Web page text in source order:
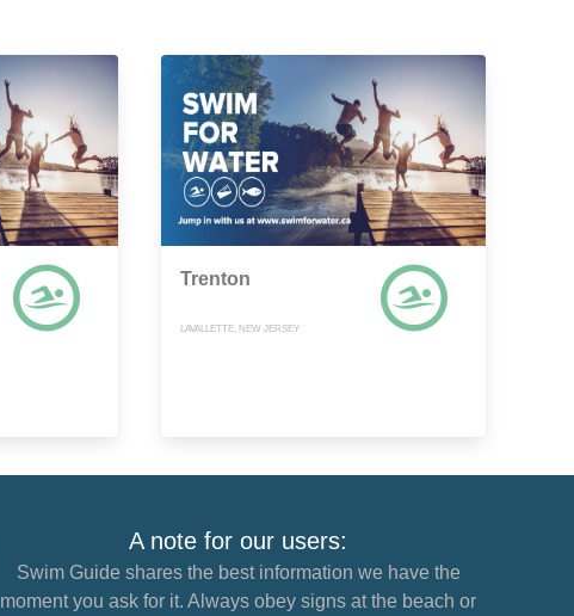
Trenton
LAVALLETTE, NEW JERSEY
A note for our users:
Swim Guide shares the best information we have the
moment you ask for it. Always obey signs at the beach or